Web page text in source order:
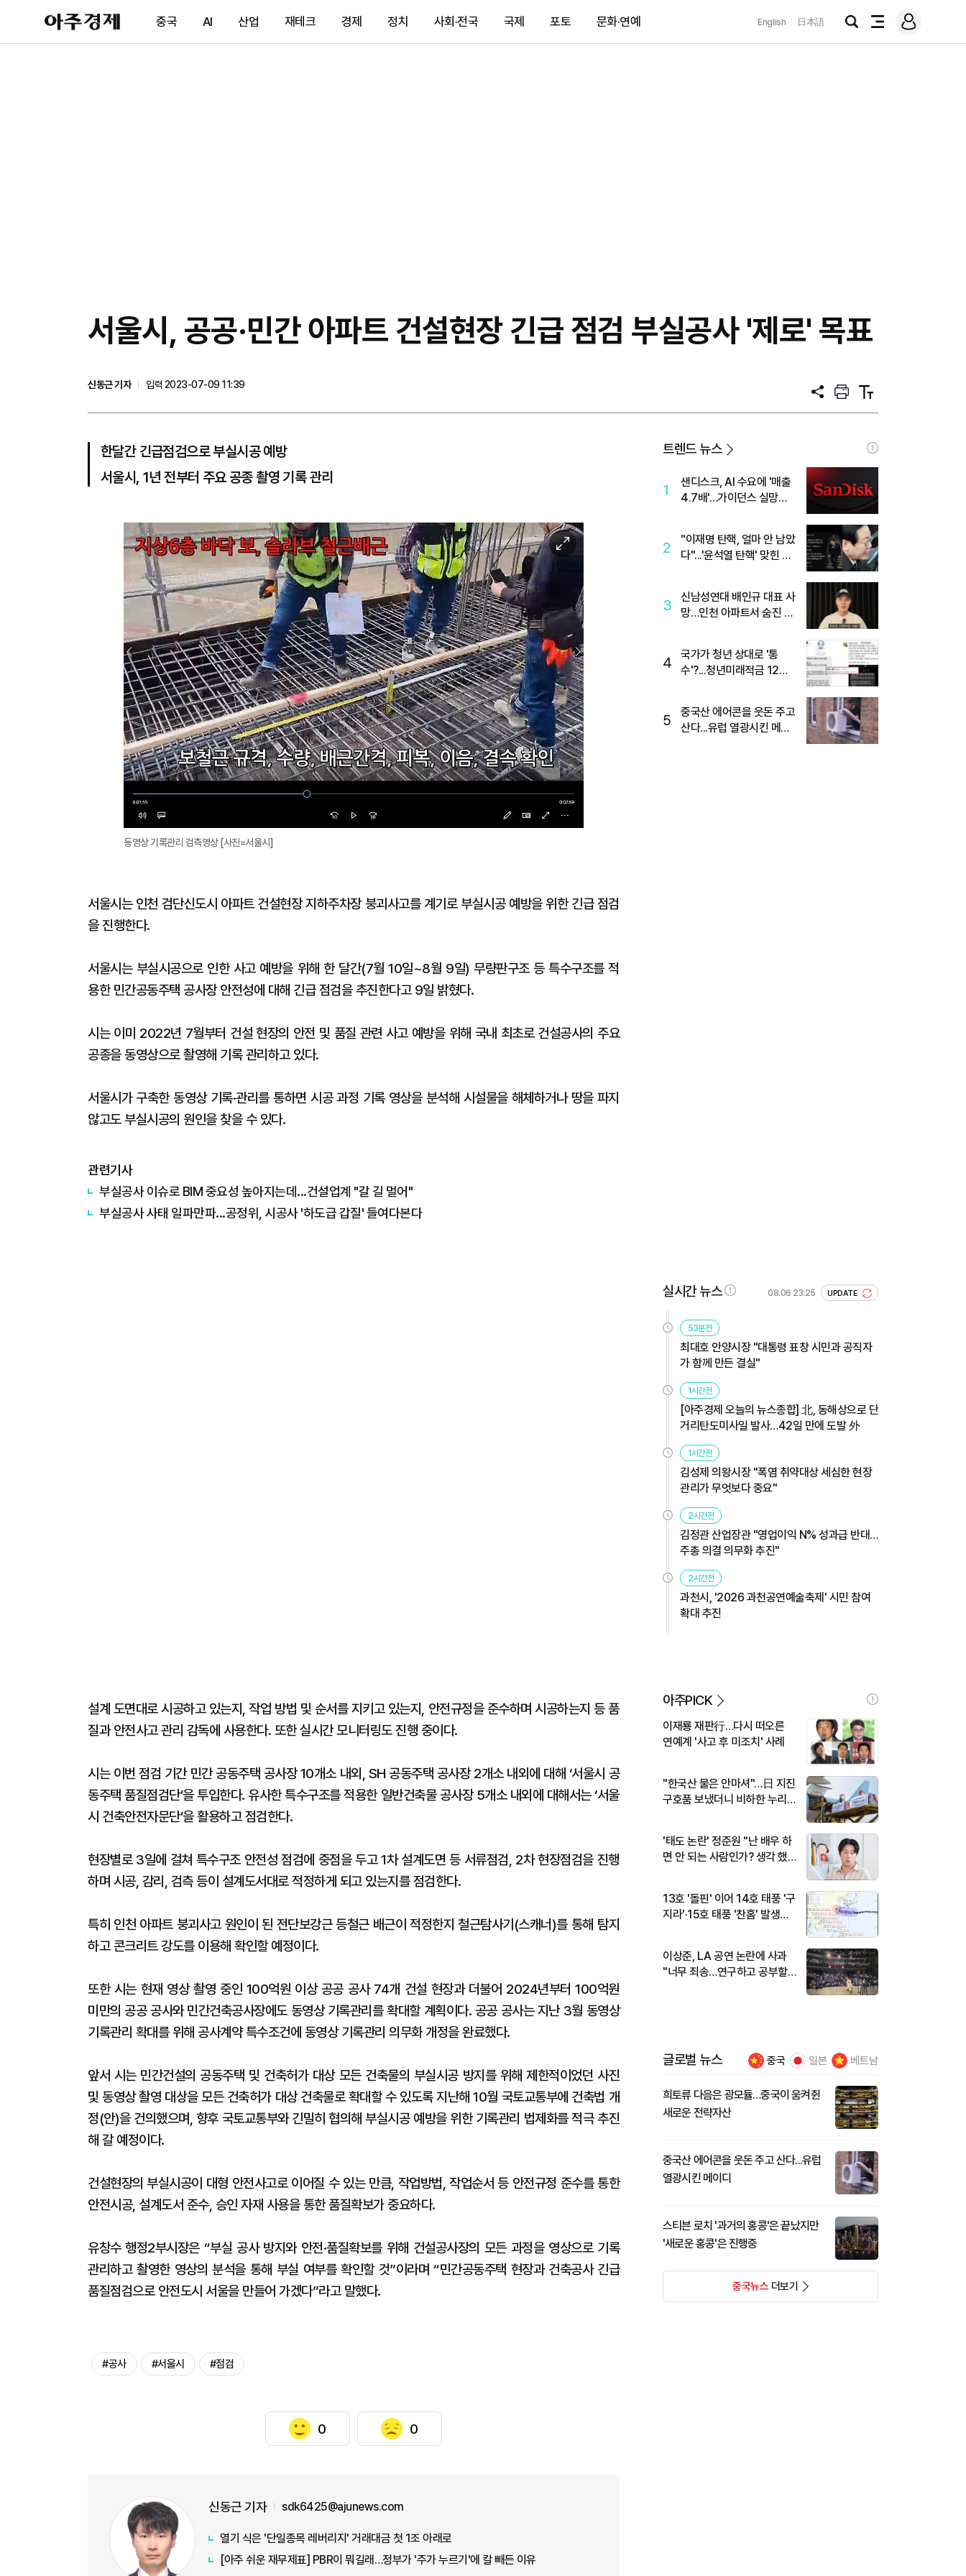
아
주
제
중국 AI 산업 재테크 경제 정치 사회·전국 국제 포토 문화·연예 English 日本語
검
전
메
그
​서울시, 공공·민간 아파트 건설현장 긴급 점검 부실공사 '제로' 목표
신동근 기자
입력 2023-07-09 11:39
공
프
트
텍
트
한달간 긴급점검으로 부실시공 예방
서울시, 1년 전부터 주요 공종 촬영 기록 관리
이
미
대
동영상 기록관리 검측영상 [사진=서울시]
서울시는 인천 검단신도시 아파트 건설현장 지하주차장 붕괴사고를 계기로 부실시공 예방을 위한 긴급 점검
을 진행한다.
서울시는 부실시공으로 인한 사고 예방을 위해 한 달간(7월 10일~8월 9일) 무량판구조 등 특수구조를 적
용한 민간공동주택 공사장 안전성에 대해 긴급 점검을 추진한다고 9일 밝혔다.
시는 이미 2022년 7월부터 건설 현장의 안전 및 품질 관련 사고 예방을 위해 국내 최초로 건설공사의 주요
공종을 동영상으로 촬영해 기록 관리하고 있다.
서울시가 구축한 동영상 기록·관리를 통하면 시공 과정 기록 영상을 분석해 시설물을 해체하거나 땅을 파지
않고도 부실시공의 원인을 찾을 수 있다.
관련기사
​부실공사 이슈로 BIM 중요성 높아지는데...건설업계 "갈 길 멀어"
부실공사 사태 일파만파...공정위, 시공사 '하도급 갑질' 들여다본다
설계 도면대로 시공하고 있는지, 작업 방법 및 순서를 지키고 있는지, 안전규정을 준수하며 시공하는지 등 품
질과 안전사고 관리 감독에 사용한다. 또한 실시간 모니터링도 진행 중이다.
시는 이번 점검 기간 민간 공동주택 공사장 10개소 내외, SH 공동주택 공사장 2개소 내외에 대해 ‘서울시 공
동주택 품질점검단’을 투입한다. 유사한 특수구조를 적용한 일반건축물 공사장 5개소 내외에 대해서는 ‘서울
시 건축안전자문단’을 활용하고 점검한다.
현장별로 3일에 걸쳐 특수구조 안전성 점검에 중점을 두고 1차 설계도면 등 서류점검, 2차 현장점검을 진행
하며 시공, 감리, 검측 등이 설계도서대로 적정하게 되고 있는지를 점검한다.
특히 인천 아파트 붕괴사고 원인이 된 전단보강근 등철근 배근이 적정한지 철근탐사기(스캐너)를 통해 탐지
하고 콘크리트 강도를 이용해 확인할 예정이다.
또한 시는 현재 영상 촬영 중인 100억원 이상 공공 공사 74개 건설 현장과 더불어 2024년부터 100억원
미만의 공공 공사와 민간건축공사장에도 동영상 기록관리를 확대할 계획이다. 공공 공사는 지난 3월 동영상
기록관리 확대를 위해 공사계약 특수조건에 동영상 기록관리 의무화 개정을 완료했다.
앞서 시는 민간건설의 공동주택 및 건축허가 대상 모든 건축물의 부실시공 방지를 위해 제한적이었던 사진
및 동영상 촬영 대상을 모든 건축허가 대상 건축물로 확대할 수 있도록 지난해 10월 국토교통부에 건축법 개
정(안)을 건의했으며, 향후 국토교통부와 긴밀히 협의해 부실시공 예방을 위한 기록관리 법제화를 적극 추진
해 갈 예정이다.
건설현장의 부실시공이 대형 안전사고로 이어질 수 있는 만큼, 작업방법, 작업순서 등 안전규정 준수를 통한
안전시공, 설계도서 준수, 승인 자재 사용을 통한 품질확보가 중요하다.
유창수 행정2부시장은 “부실 공사 방지와 안전·품질확보를 위해 건설공사장의 모든 과정을 영상으로 기록
관리하고 촬영한 영상의 분석을 통해 부실 여부를 확인할 것”이라며 “민간공동주택 현장과 건축공사 긴급
품질점검으로 안전도시 서울을 만들어 가겠다”라고 말했다.
#공사 #서울시 #점검
0 0
신동근 기자 sdk6425@ajunews.com
열기 식은 '단일종목 레버리지' 거래대금 첫 1조 아래로
[아주 쉬운 재무제표] PBR이 뭐길래…정부가 '주가 누르기'에 칼 빼든 이유
트렌드 뉴스
1
샌디스크, AI 수요에 '매출
4.7배'…가이던스 실망에
2
"이재명 탄핵, 얼마 안 남았
다"...'윤석열 탄핵' 맞힌 무
3
신남성연대 배인규 대표 사
망…인천 아파트서 숨진 채
4
국가가 청년 상대로 '통
수'?...청년미래적금 12%
5
중국산 에어콘을 웃돈 주고
산다...유럽 열광시킨 메이
실시간 뉴스 08.06 23:25 UPDATE
53분전
최대호 안양시장 "대통령 표창 시민과 공직자
가 함께 만든 결실"
1시간전
[아주경제 오늘의 뉴스종합] 北, 동해상으로 단
거리탄도미사일 발사…42일 만에 도발 外
1시간전
김성제 의왕시장 "폭염 취약대상 세심한 현장
관리가 무엇보다 중요"
2시간전
김정관 산업장관 "영업이익 N% 성과급 반대…
주총 의결 의무화 추진"
2시간전
과천시, '2026 과천공연예술축제' 시민 참여
확대 추진
아주PICK
이재룡 재판行…다시 떠오른
연예계 '사고 후 미조치' 사례
"한국산 물은 안마셔"…日 지진
구호품 보냈더니 비하한 누리
'태도 논란' 정준원 "난 배우 하
면 안 되는 사람인가? 생각 했
13호 '돌핀' 이어 14호 태풍 '구
지라'·15호 태풍 '찬홈' 발생…
이상준, LA 공연 논란에 사과
"너무 죄송…연구하고 공부할
글로벌 뉴스 중국 일본 베트남
희토류 다음은 광모듈…중국이 움켜쥔
새로운 전략자산
중국산 에어콘을 웃돈 주고 산다...유럽
열광시킨 메이디
스티븐 로치 '과거의 홍콩'은 끝났지만
'새로운 홍콩'은 진행중
중국뉴스더보기